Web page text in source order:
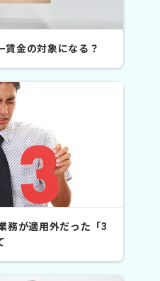
賃金の対象になる？
務が適用外だった「3